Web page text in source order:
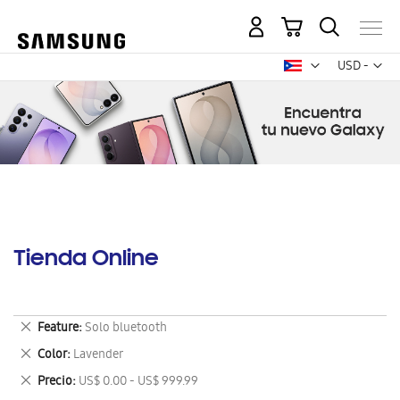
USD -
dólar
Mi carrito
Tienda Online
Feature Solo bluetooth
Eliminar
este
artículo
Color Lavender
Eliminar
este
artículo
Precio US$ 0.00 - US$ 999.99
Eliminar